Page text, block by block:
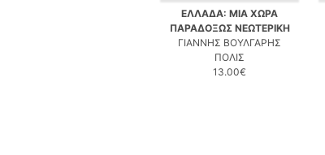
ΕΛΛΑΔΑ: ΜΙΑ ΧΩΡΑ
ΠΑΡΑΔΟΞΩΣ ΝΕΩΤΕΡΙΚΗ
ΓΙΑΝΝΗΣ ΒΟΥΛΓΑΡΗΣ
ΠΟΛΙΣ
13.00€